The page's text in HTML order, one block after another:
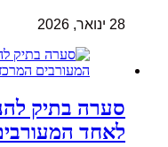
28 ינואר, 2026
סערה בתיק
לאחד